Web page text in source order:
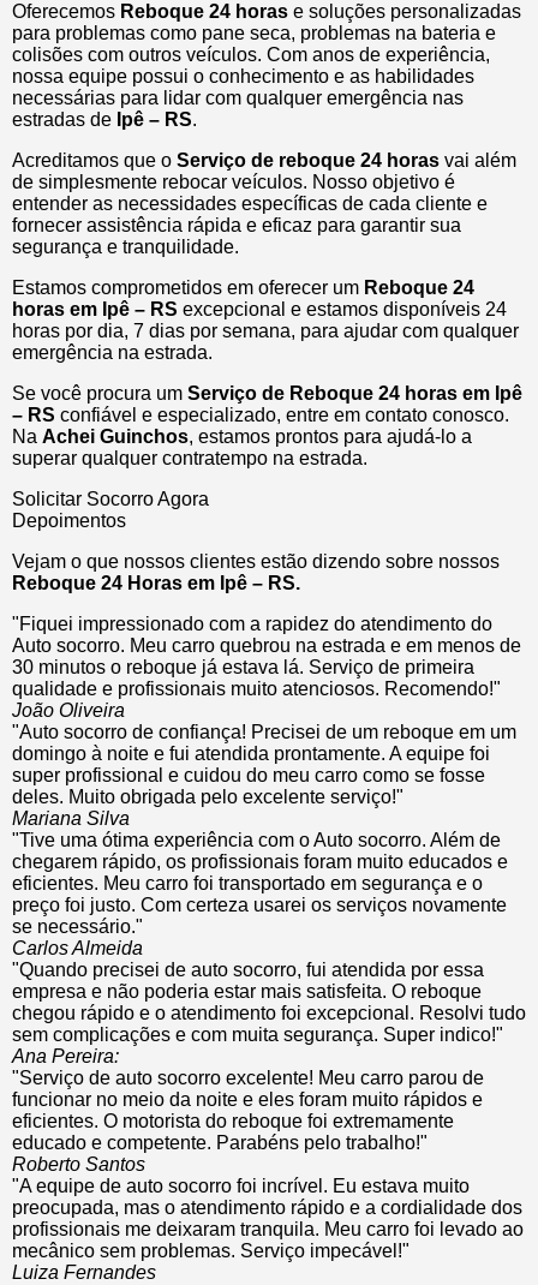
Oferecemos Reboque 24 horas e soluções personalizadas
para problemas como pane seca, problemas na bateria e
colisões com outros veículos. Com anos de experiência,
nossa equipe possui o conhecimento e as habilidades
necessárias para lidar com qualquer emergência nas
estradas de Ipê – RS.
Acreditamos que o Serviço de reboque 24 horas vai além
de simplesmente rebocar veículos. Nosso objetivo é
entender as necessidades específicas de cada cliente e
fornecer assistência rápida e eficaz para garantir sua
segurança e tranquilidade.
Estamos comprometidos em oferecer um Reboque 24
horas em Ipê – RS excepcional e estamos disponíveis 24
horas por dia, 7 dias por semana, para ajudar com qualquer
emergência na estrada.
Se você procura um Serviço de Reboque 24 horas em Ipê
– RS confiável e especializado, entre em contato conosco.
Na Achei Guinchos, estamos prontos para ajudá-lo a
superar qualquer contratempo na estrada.
Solicitar Socorro Agora
Depoimentos
Vejam o que nossos clientes estão dizendo sobre nossos
Reboque 24 Horas em Ipê – RS.
"Fiquei impressionado com a rapidez do atendimento do
Auto socorro. Meu carro quebrou na estrada e em menos de
30 minutos o reboque já estava lá. Serviço de primeira
qualidade e profissionais muito atenciosos. Recomendo!"
João Oliveira
"Auto socorro de confiança! Precisei de um reboque em um
domingo à noite e fui atendida prontamente. A equipe foi
super profissional e cuidou do meu carro como se fosse
deles. Muito obrigada pelo excelente serviço!"
Mariana Silva
"Tive uma ótima experiência com o Auto socorro. Além de
chegarem rápido, os profissionais foram muito educados e
eficientes. Meu carro foi transportado em segurança e o
preço foi justo. Com certeza usarei os serviços novamente
se necessário."
Carlos Almeida
"Quando precisei de auto socorro, fui atendida por essa
empresa e não poderia estar mais satisfeita. O reboque
chegou rápido e o atendimento foi excepcional. Resolvi tudo
sem complicações e com muita segurança. Super indico!"
Ana Pereira:
"Serviço de auto socorro excelente! Meu carro parou de
funcionar no meio da noite e eles foram muito rápidos e
eficientes. O motorista do reboque foi extremamente
educado e competente. Parabéns pelo trabalho!"
Roberto Santos
"A equipe de auto socorro foi incrível. Eu estava muito
preocupada, mas o atendimento rápido e a cordialidade dos
profissionais me deixaram tranquila. Meu carro foi levado ao
mecânico sem problemas. Serviço impecável!"
Luiza Fernandes